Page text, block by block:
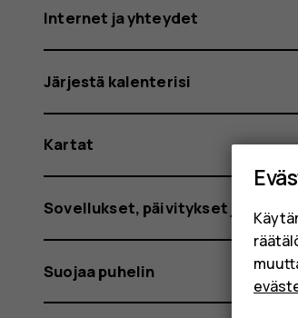
Internet ja yhteydet
Järjestä kalenterisi
Kartat
Sovellukset, päivitykset ja
Suojaa puhelin